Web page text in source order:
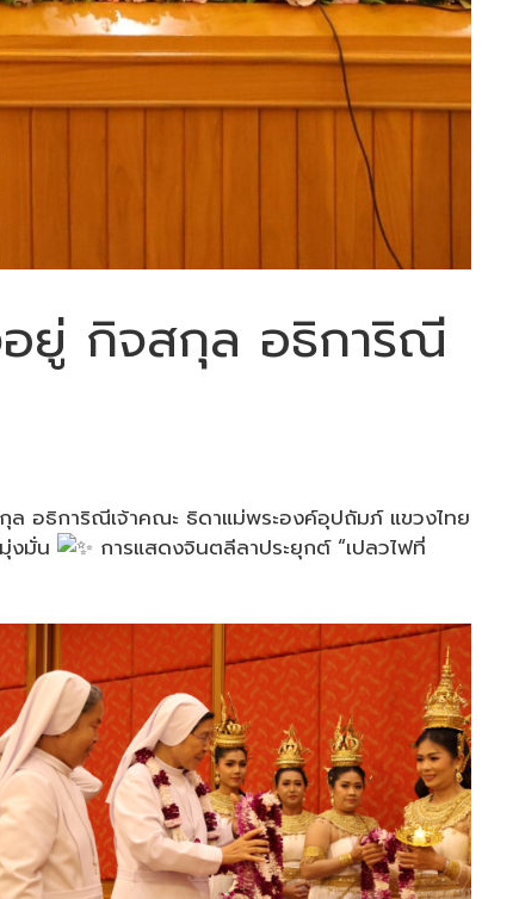
อยู่ กิจสกุล อธิการิณี
อธิการิณีเจ้าคณะ ธิดาแม่พระองค์อุปถัมภ์ แขวงไทย
งมั่น
การแสดงจินตลีลาประยุกต์ “เปลวไฟที่